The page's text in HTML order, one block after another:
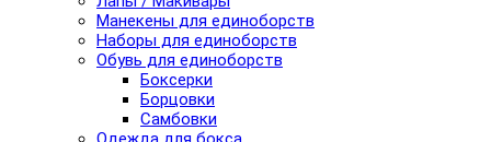
Манекены для единоборств
Наборы для единоборств
Обувь для единоборств
Боксерки
Борцовки
Самбовки